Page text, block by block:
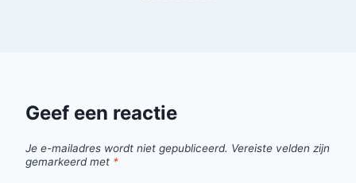
Geef een reactie
Je e-mailadres wordt niet gepubliceerd. Vereiste velden zijn
gemarkeerd met *